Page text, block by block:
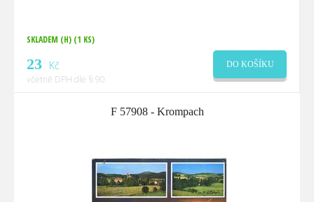
SKLADEM (H) (1 KS)
23 Kč
včetně DPH dle § 90
DO KOŠÍKU
F 57908 - Krompach